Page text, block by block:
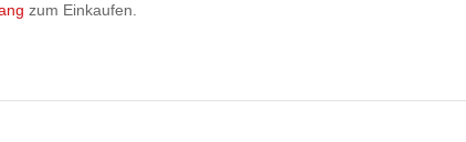
zum Einkaufen.